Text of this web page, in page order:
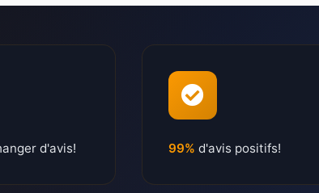
d'avis! 99% d'avis positifs!